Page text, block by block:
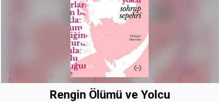
Rengin Ölümü ve Yolcu